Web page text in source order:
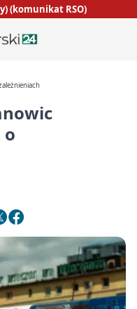
(komunikat RSO)
o